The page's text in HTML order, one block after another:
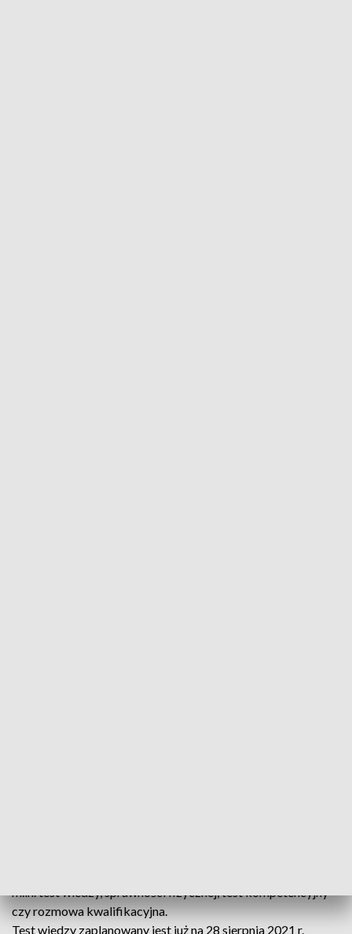
m.in. test wiedzy, sprawności fizycznej, test kompetencyjny
czy rozmowa kwalifikacyjna.
Test wiedzy zaplanowany jest już na 28 sierpnia 2021 r.